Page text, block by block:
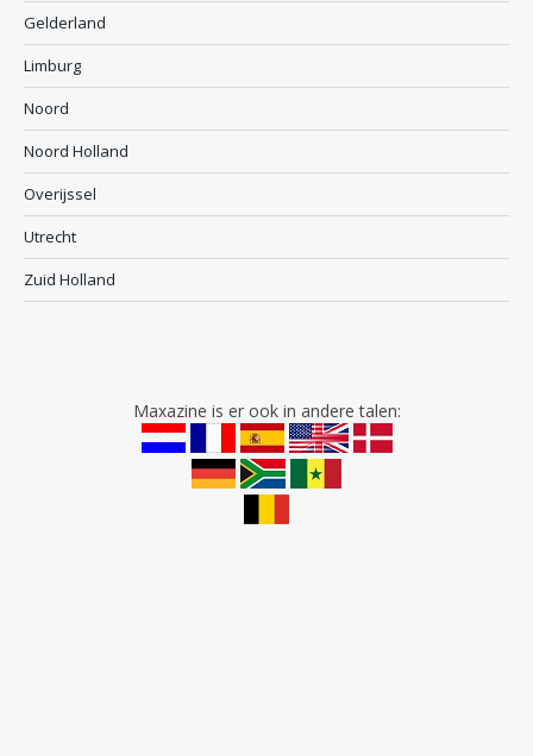
Gelderland
Limburg
Noord
Noord Holland
Overijssel
Utrecht
Zuid Holland
Maxazine is er ook in andere talen: